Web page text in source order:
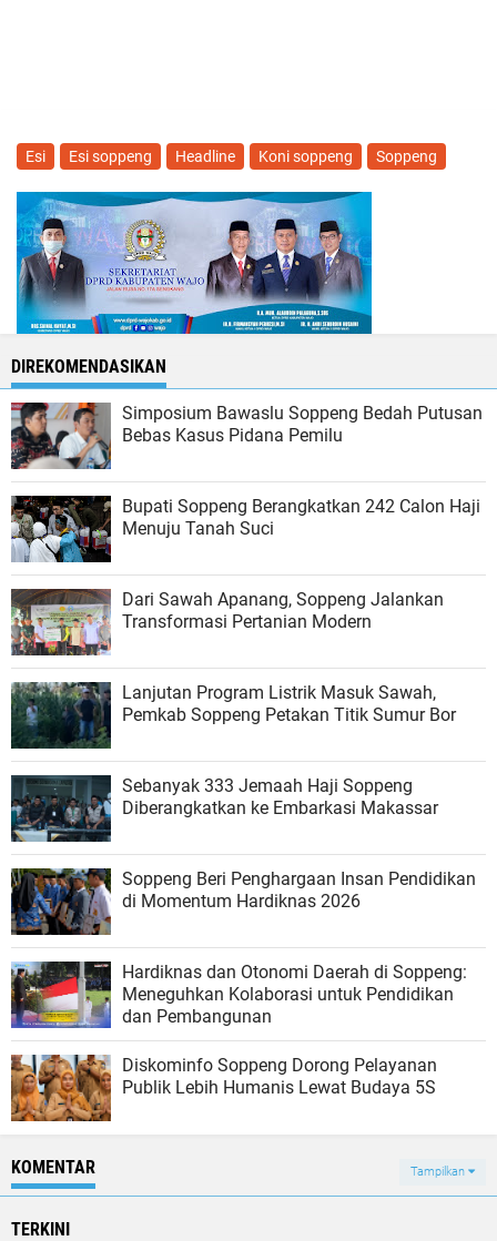
Esi Esi soppeng Headline Koni soppeng Soppeng
DIREKOMENDASIKAN
Simposium Bawaslu Soppeng Bedah Putusan
Bebas Kasus Pidana Pemilu
Bupati Soppeng Berangkatkan 242 Calon Haji
Menuju Tanah Suci
Dari Sawah Apanang, Soppeng Jalankan
Transformasi Pertanian Modern
Lanjutan Program Listrik Masuk Sawah,
Pemkab Soppeng Petakan Titik Sumur Bor
Sebanyak 333 Jemaah Haji Soppeng
Diberangkatkan ke Embarkasi Makassar
Soppeng Beri Penghargaan Insan Pendidikan
di Momentum Hardiknas 2026
Hardiknas dan Otonomi Daerah di Soppeng:
Meneguhkan Kolaborasi untuk Pendidikan
dan Pembangunan
Diskominfo Soppeng Dorong Pelayanan
Publik Lebih Humanis Lewat Budaya 5S
KOMENTAR Tampilkan
TERKINI